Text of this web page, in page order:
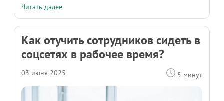
Читать далее
Как отучить сотрудников сидеть в
соцсетях в рабочее время?
03 июня 2025 5 минут